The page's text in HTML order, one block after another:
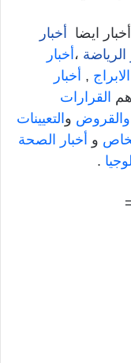
ايضا أخبار
الرياضة ،أخبار
, أخبار
القرارات
والقروض والتعيينات
و أخبار الصحة
.